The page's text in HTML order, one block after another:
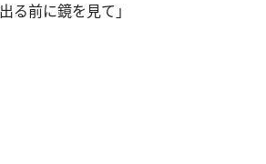
る前に鏡を見て」